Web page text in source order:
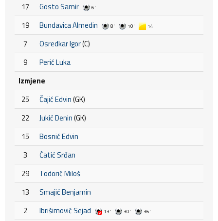
17
Gosto Samir 6'
19 Bundavica Almedin 8' 10' 14'
7 Osredkar Igor(C)
9
Perić Luka
Izmjene
25
Čajić Edvin(GK)
22
Jukić Denin(GK)
15
Bosnić Edvin
3
Ćatić Srđan
29
Todorić Miloš
13
Smajić Benjamin
2
Ibrišimović Sejad 13' 30' 36'